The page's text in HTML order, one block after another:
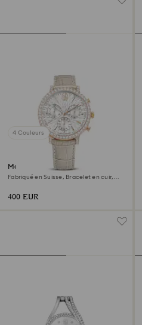
4 Couleurs
Montre Matrix tennis chrono
Fabriqué en Suisse, Bracelet en cuir,
400 EUR